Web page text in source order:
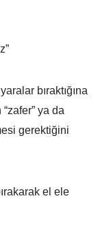
bıraktığına
ya da
gerektiğini
el ele